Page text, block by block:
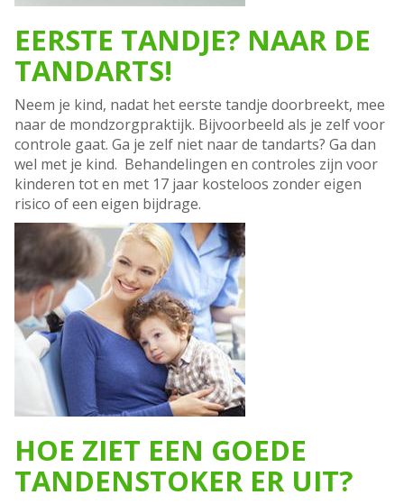
EERSTE TANDJE? NAAR DE
TANDARTS!
Neem je kind, nadat het eerste tandje doorbreekt, mee
naar de mondzorgpraktijk. Bijvoorbeeld als je zelf voor
controle gaat. Ga je zelf niet naar de tandarts? Ga dan
wel met je kind. Behandelingen en controles zijn voor
kinderen tot en met 17 jaar kosteloos zonder eigen
risico of een eigen bijdrage.
HOE ZIET EEN GOEDE
TANDENSTOKER ER UIT?